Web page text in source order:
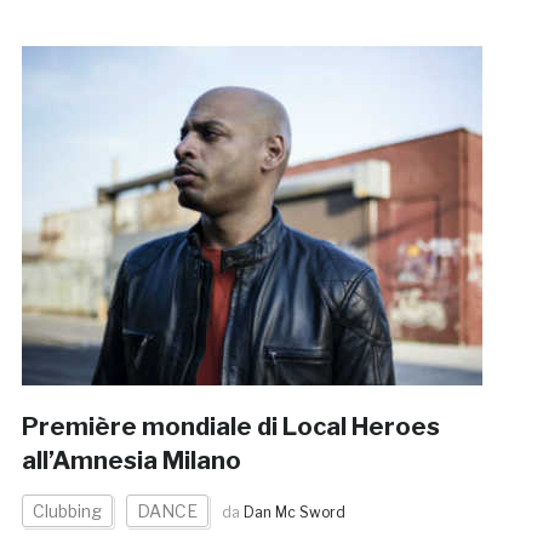
Première mondiale di Local Heroes
all’Amnesia Milano
Clubbing DANCE da Dan Mc Sword